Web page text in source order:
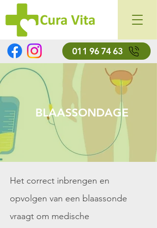
011 96 74 63
BLAASSONDAGE
Het correct inbrengen en
opvolgen van een blaassonde
vraagt om medische